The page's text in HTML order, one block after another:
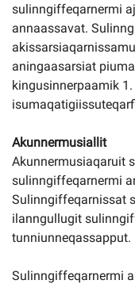
sulinngiffeqarnermi
annaassavat.
aningaasarsiat
kingusinnerpaamik
Akunnermusiallit
Akunnermusiaqaruit
sulinngiffeqarnermi
Sulinngiffeqarnissat
ilanngullugit
tunniunneqassapput.
Sulinngiffeqarnermi